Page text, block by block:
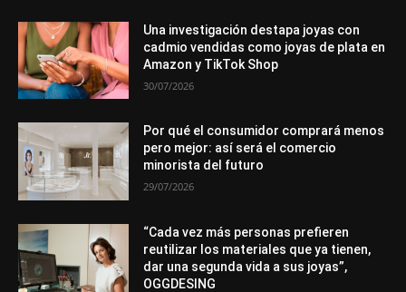
Una investigación destapa joyas con
cadmio vendidas como joyas de plata en
Amazon y TikTok Shop
30/07/2026
Por qué el consumidor comprará menos
pero mejor: así será el comercio
minorista del futuro
29/07/2026
“Cada vez más personas prefieren
reutilizar los materiales que ya tienen,
dar una segunda vida a sus joyas”,
OGGDESING